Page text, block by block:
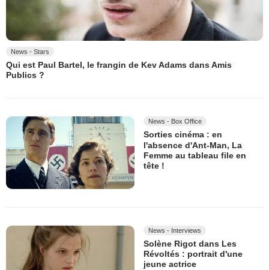
News - Stars
Qui est Paul Bartel, le frangin de Kev Adams dans Amis
Publics ?
News - Box Office
Sorties cinéma : en
l'absence d'Ant-Man, La
Femme au tableau file en
tête !
News - Interviews
Solène Rigot dans Les
Révoltés : portrait d'une
jeune actrice